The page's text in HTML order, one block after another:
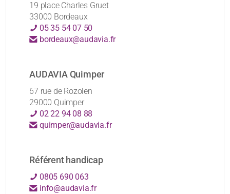
19 place Charles Gruet
33000 Bordeaux
05 35 54 07 50
bordeaux@audavia.fr
AUDAVIA Quimper
67 rue de Rozolen
29000 Quimper
02 22 94 08 88
quimper@audavia.fr
Référent handicap
0805 690 063
info@audavia.fr